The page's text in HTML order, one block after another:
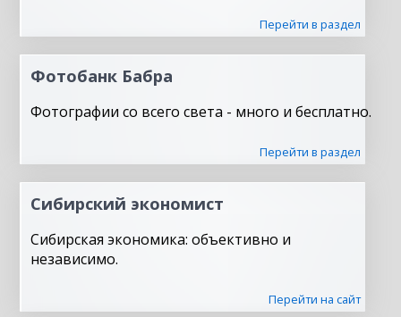
Перейти в раздел
Фотобанк Бабра
Фотографии со всего света - много и бесплатно.
Перейти в раздел
Сибирский экономист
Сибирская экономика: объективно и
независимо.
Перейти на сайт